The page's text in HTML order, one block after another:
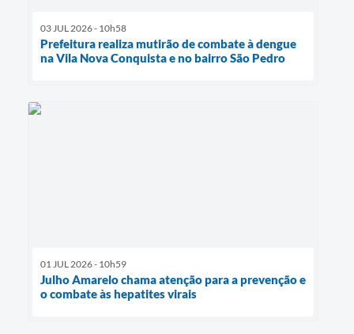
03 JUL 2026 - 10h58
Prefeitura realiza mutirão de combate à dengue
na Vila Nova Conquista e no bairro São Pedro
01 JUL 2026 - 10h59
Julho Amarelo chama atenção para a prevenção e
o combate às hepatites virais